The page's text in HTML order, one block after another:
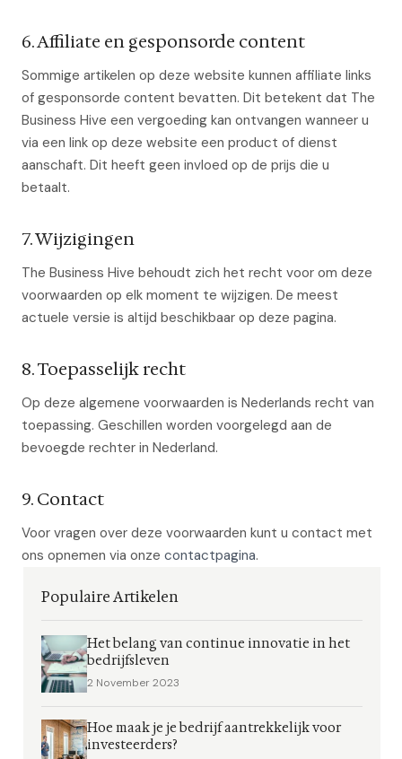
6. Affiliate en gesponsorde content
Sommige artikelen op deze website kunnen affiliate links
of gesponsorde content bevatten. Dit betekent dat The
Business Hive een vergoeding kan ontvangen wanneer u
via een link op deze website een product of dienst
aanschaft. Dit heeft geen invloed op de prijs die u
betaalt.
7. Wijzigingen
The Business Hive behoudt zich het recht voor om deze
voorwaarden op elk moment te wijzigen. De meest
actuele versie is altijd beschikbaar op deze pagina.
8. Toepasselijk recht
Op deze algemene voorwaarden is Nederlands recht van
toepassing. Geschillen worden voorgelegd aan de
bevoegde rechter in Nederland.
9. Contact
Voor vragen over deze voorwaarden kunt u contact met
ons opnemen via onze contactpagina.
Populaire Artikelen
Het belang van continue innovatie in het
bedrijfsleven
2 November 2023
Hoe maak je je bedrijf aantrekkelijk voor
investeerders?